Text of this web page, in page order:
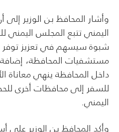
وأشار المحافظ بن الوزير إلى
اليمني تتبع المجلس
شبوة سيسهم في تعزيز
مستشفيات المحافظة، إضافة
داخل المحافظة ينهي معاناة
للسفر إلى محافظات أخرى
اليمني.
وأكد المحافظ بن الوزير على